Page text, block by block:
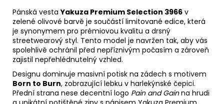
Pánská vestaYakuza Premium Selection 3966 v
zelené olivové barvě je součástí limitované edice, která
je synonymem pro prémiovou kvalitu a drsný
streetwearový styl. Tento model je navržen tak, aby vás
spolehlivě ochránil před nepříznivým počasím a zároveň
zajistil nepřehlédnutelný vzhled.
Designu dominuje masivní potisk na zádech s motivem
Born to Burn, zobrazující lebku v harlekýnské čepici.
Přední strana nese decentní logo Pain and Gainna hrudi